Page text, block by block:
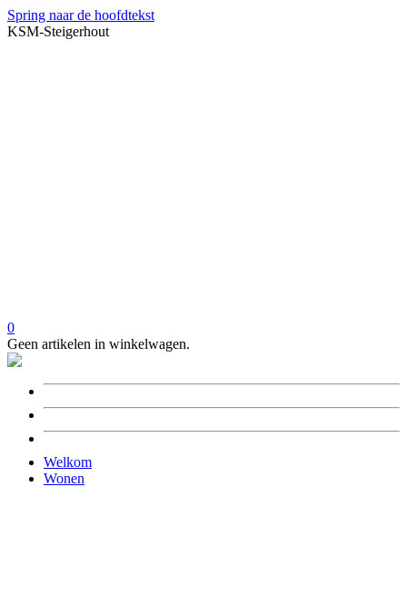
Spring naar de hoofdtekst
KSM-Steigerhout
0
Geen artikelen in winkelwagen.
Welkom
Wonen